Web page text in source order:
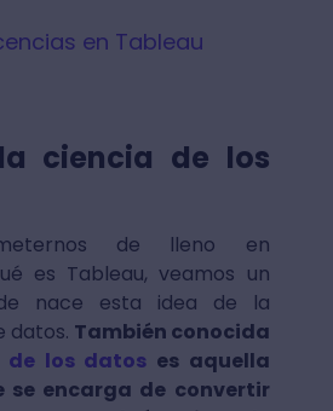
en Tableau
ciencia de los
de lleno en
es Tableau, veamos un
nace esta idea de la
datos. También conocida
de los datos es aquella
se encarga de convertir